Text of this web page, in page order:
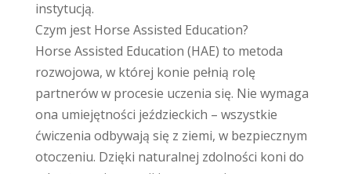
instytucją.
Czym jest Horse Assisted Education?
Horse Assisted Education (HAE) to metoda
rozwojowa, w której konie pełnią rolę
partnerów w procesie uczenia się. Nie wymaga
ona umiejętności jeździeckich – wszystkie
ćwiczenia odbywają się z ziemi, w bezpiecznym
otoczeniu. Dzięki naturalnej zdolności koni do